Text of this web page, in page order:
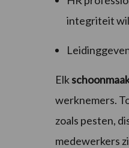
integriteit
Elk
werknemers.
zoals pesten,
medewerkers